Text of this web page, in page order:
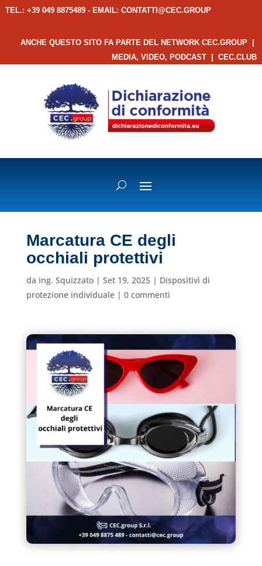
TEL.: +39 049 8875489 - EMAIL: CONTATTI@CEC.GROUP
ANCHE QUESTO SITO FA PARTE DEL NETWORK CEC.GROUP
MEDIA, VIDEO, PODCAST |CEC.CLUB
Marcatura CE degli
occhiali protettivi
da Ing. Squizzato| Set 19, 2025| Dispositivi di
protezione individuale| 0 commenti